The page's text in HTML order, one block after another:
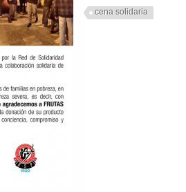
cena solidaria